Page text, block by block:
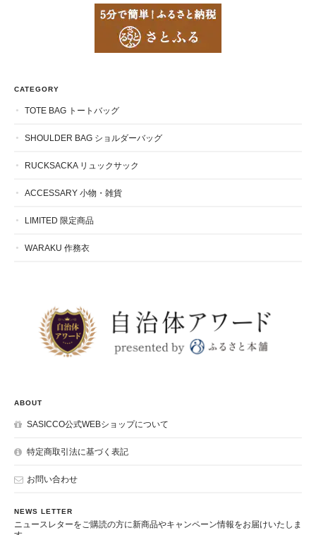
CATEGORY
TOTE BAG トートバッグ
SHOULDER BAG ショルダーバッグ
RUCKSACKA リュックサック
ACCESSARY 小物・雑貨
LIMITED 限定商品
WARAKU 作務衣
ABOUT
SASICCO公式WEBショップについて
特定商取引法に基づく表記
お問い合わせ
NEWS LETTER
ニュースレターをご購読の方に新商品やキャンペーン情報をお届けいたしま